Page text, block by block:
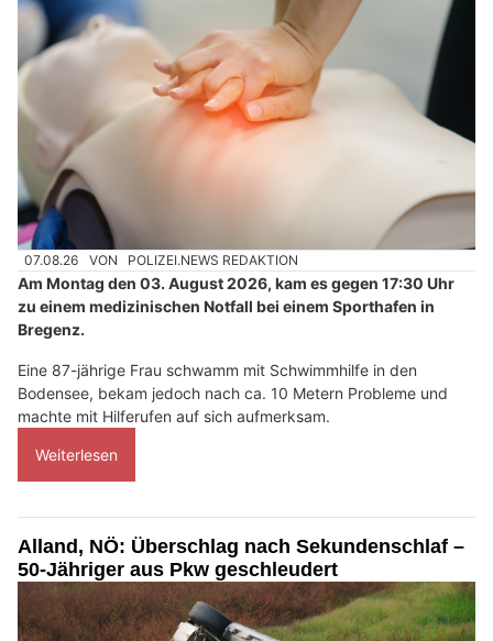
07.08.26 VON POLIZEI.NEWS REDAKTION
Am Montag den 03. August 2026, kam es gegen 17:30 Uhr
zu einem medizinischen Notfall bei einem Sporthafen in
Bregenz.
Eine 87-jährige Frau schwamm mit Schwimmhilfe in den
Bodensee, bekam jedoch nach ca. 10 Metern Probleme und
machte mit Hilferufen auf sich aufmerksam.
Weiterlesen
Alland, NÖ: Überschlag nach Sekundenschlaf –
50-Jähriger aus Pkw geschleudert